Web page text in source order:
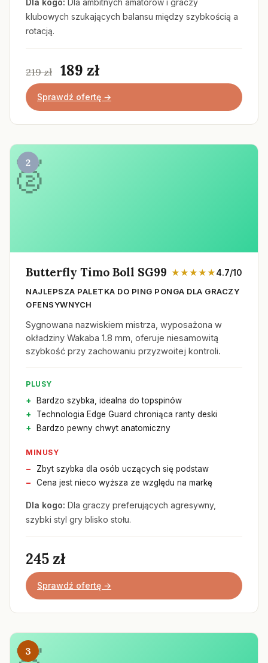
Dla kogo: Dla ambitnych amatorów i graczy
klubowych szukających balansu między szybkością a
rotacją.
219 zł 189 zł
Sprawdź ofertę →
2
Butterfly Timo Boll SG99 ★★★★★4.7/10
NAJLEPSZA PALETKA DO PING PONGA DLA GRACZY
OFENSYWNYCH
Sygnowana nazwiskiem mistrza, wyposażona w
okładziny Wakaba 1.8 mm, oferuje niesamowitą
szybkość przy zachowaniu przyzwoitej kontroli.
PLUSY
Bardzo szybka, idealna do topspinów
Technologia Edge Guard chroniąca ranty deski
Bardzo pewny chwyt anatomiczny
MINUSY
Zbyt szybka dla osób uczących się podstaw
Cena jest nieco wyższa ze względu na markę
Dla kogo: Dla graczy preferujących agresywny,
szybki styl gry blisko stołu.
245 zł
Sprawdź ofertę →
3